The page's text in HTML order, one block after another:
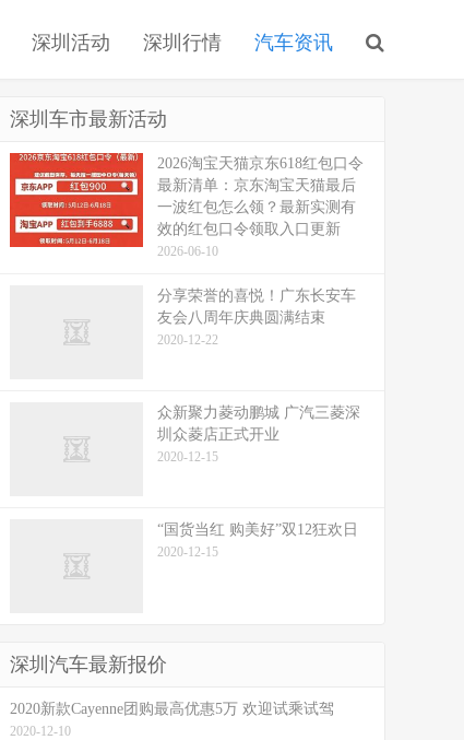
深圳活动 深圳行情 汽车资讯
深圳车市最新活动
2026淘宝天猫京东618红包口令
最新清单：京东淘宝天猫最后
一波红包怎么领？最新实测有
效的红包口令领取入口更新
2026-06-10
分享荣誉的喜悦！广东长安车
友会八周年庆典圆满结束
2020-12-22
众新聚力菱动鹏城 广汽三菱深
圳众菱店正式开业
2020-12-15
“国货当红 购美好”双12狂欢日
2020-12-15
深圳汽车最新报价
2020新款Cayenne团购最高优惠5万 欢迎试乘试驾
2020-12-10